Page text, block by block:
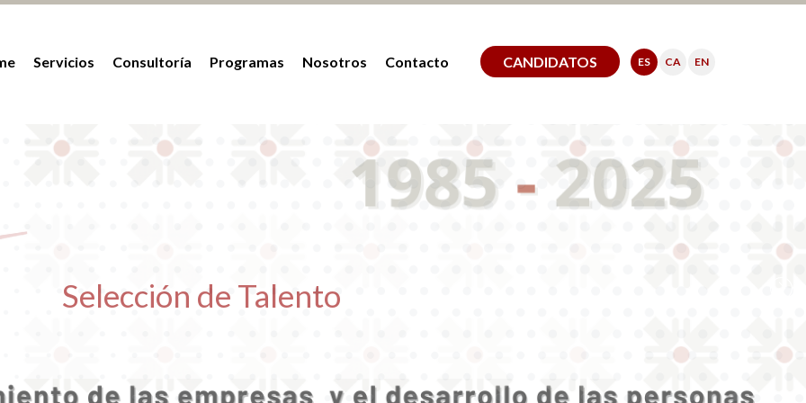
ES CA EN
Servicios Consultoría Programas Nosotros Contacto CANDIDATOS
Selección de Talento